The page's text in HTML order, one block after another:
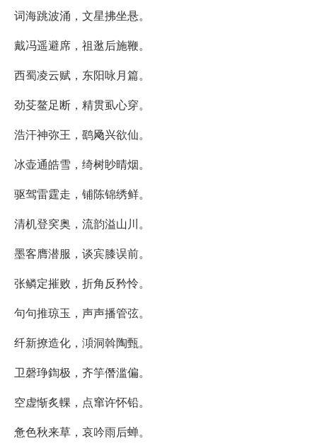
词海跳波涌，文星拂坐悬。
戴冯遥避席，祖逖后施鞭。
西蜀凌云赋，东阳咏月篇。
劲芟鳌足断，精贯虱心穿。
浩汗神弥王，鹞飏兴欲仙。
冰壶通皓雪，绮树眇晴烟。
驱驾雷霆走，铺陈锦绣鲜。
清机登穾奥，流韵溢山川。
墨客膺潜服，谈宾膝误前。
张鳞定摧败，折角反矜怜。
句句推琼玉，声声播管弦。
纤新撩造化，澒洞斡陶甄。
卫磬琤鍧极，齐竽僭滥偏。
空虚惭炙輠，点窜许怀铅。
惫色秋来草，哀吟雨后蝉。